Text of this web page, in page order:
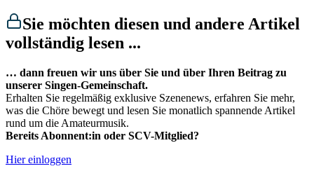
Sie möchten diesen und andere Artikel
vollständig lesen ...
… dann freuen wir uns über Sie und über Ihren Beitrag zu
unserer Singen-Gemeinschaft.
Erhalten Sie regelmäßig exklusive Szenenews, erfahren Sie mehr,
was die Chöre bewegt und lesen Sie monatlich spannende Artikel
rund um die Amateurmusik.
Bereits Abonnent:in oder SCV-Mitglied?
Hier einloggen